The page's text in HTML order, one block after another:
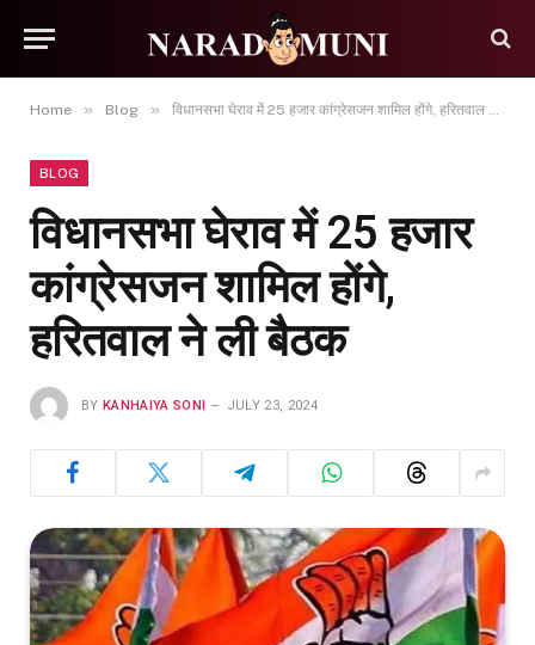
Home » Blog » विधानसभा घेराव में 25 हजार कांग्रेसजन शामिल होंगे, हरितवाल ने ली बैठक
BLOG
विधानसभा घेराव में 25 हजार
कांग्रेसजन शामिल होंगे,
हरितवाल ने ली बैठक
BY KANHAIYA SONI JULY 23, 2024